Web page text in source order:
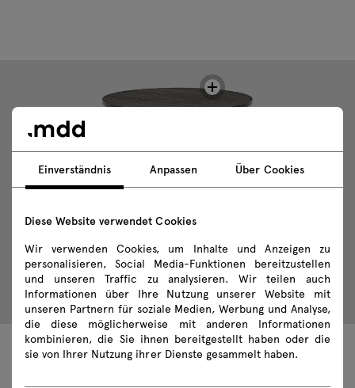
Einverständnis Anpassen Über Cookies
Diese Website verwendet Cookies
Wir verwenden Cookies, um Inhalte und Anzeigen zu
personalisieren, Social Media-Funktionen bereitzustellen
und unseren Traffic zu analysieren. Wir teilen auch
Informationen über Ihre Nutzung unserer Website mit
unseren Partnern für soziale Medien, Werbung und Analyse,
die diese möglicherweise mit anderen Informationen
kombinieren, die Sie ihnen bereitgestellt haben oder die
sie von Ihrer Nutzung ihrer Dienste gesammelt haben.